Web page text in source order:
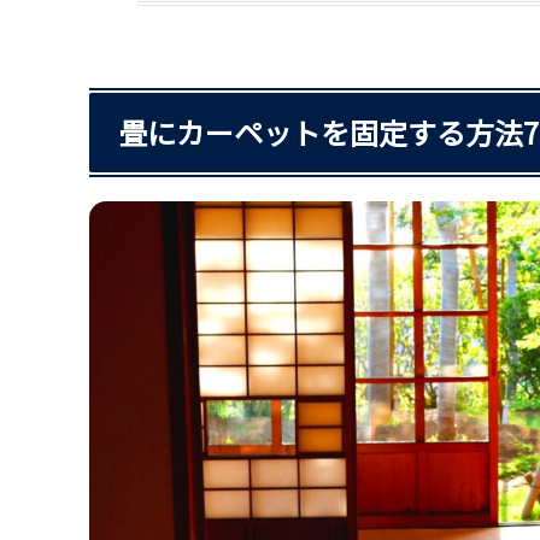
畳にカーペットを固定する方法